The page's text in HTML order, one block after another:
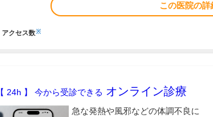
この医院の詳
アクセス数※
【 24h 】 今から受診できる オンライン診療
急な発熱や風邪などの体調不良に